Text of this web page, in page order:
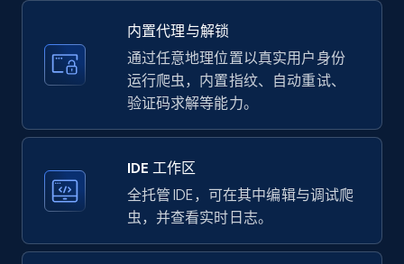
price, Currency, Availability, Reviews count, and
more.
5.7K+
LinkedIn company information
ID, Name, Country code, Locations, Followers,
Employees in linkedin, About, Specialties, and
内置代理与解锁
通过任意地理位置以真实用户身份
运行爬虫，内置指纹、自动重试、
验证码求解等能力。
IDE 工作区
全托管 IDE，可在其中编辑与调试爬
虫，并查看实时日志。